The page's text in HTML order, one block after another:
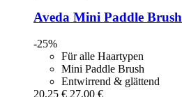
Aveda Mini Paddle Brush
-25%
Für alle Haartypen
Mini Paddle Brush
Entwirrend & glättend
20,25 € 27,00 €